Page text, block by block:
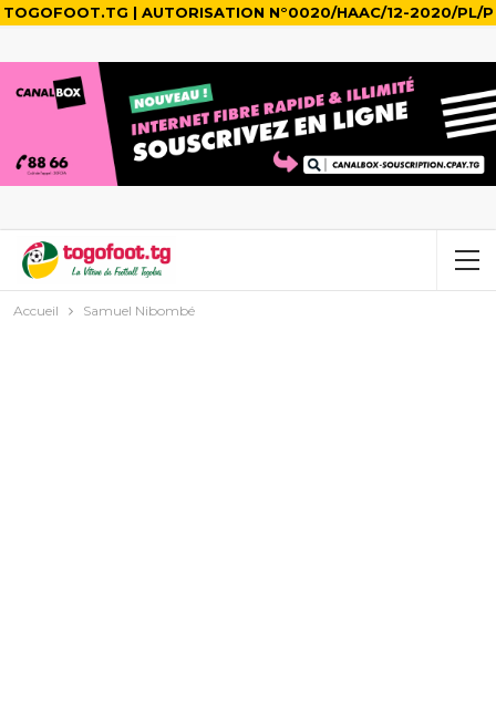
TOGOFOOT.TG | AUTORISATION N°0020/HAAC/12-2020/PL/P
Accueil Samuel Nibombé